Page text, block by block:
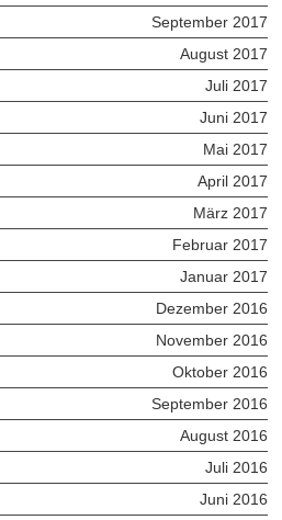
September 2017
August 2017
Juli 2017
Juni 2017
Mai 2017
April 2017
März 2017
Februar 2017
Januar 2017
Dezember 2016
November 2016
Oktober 2016
September 2016
August 2016
Juli 2016
Juni 2016